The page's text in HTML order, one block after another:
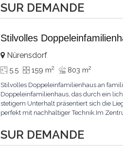
SUR DEMANDE
Stilvolles
SUR DEMANDE
Nürensdorf
5.5 159 m2 803 m2
Stilvolles Doppeleinfamilienhaus an
Doppeleinfamilienhaus, das durch ein
stetigem Unterhalt präsentiert sich die
perfekt mit nachhaltiger Technik.Im